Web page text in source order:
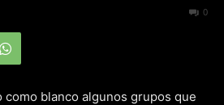
0
blanco algunos grupos que